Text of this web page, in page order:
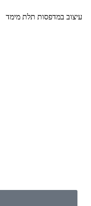
עיצוב במדפסות תלת מימד